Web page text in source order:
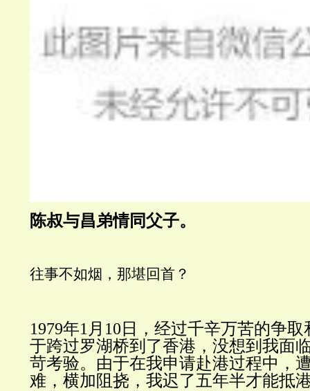
陈叔与昌弟情同父子。
往事不如烟，那堪回首？
1979年1月10日，经过千辛万苦的争
于跨过罗湖桥到了香港，没想到我面
苛考验。由于在我申请赴港过程中，
难，横加阻挠，我迟了五年半才能抵